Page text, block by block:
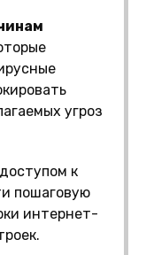
угроз
к
пошаговую
интернет-